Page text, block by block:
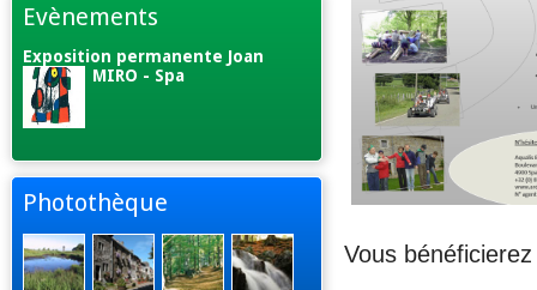
Evènements
Exposition permanente Joan
MIRO - Spa
Photothèque
Vous